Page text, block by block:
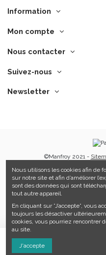
Information
Mon compte
Nous contacter
Suivez-nous
Newsletter
©Manfroy 2021 -
Nous utilisons les cookies afin de
sur notre site et afin d’améliorer
sont des données qui sont
tout autre appareil.
En cliquant sur ”J’accepte”, vous
toujours les désactiver
cookies, vous pourriez rencontrer
au site.
J'accepte